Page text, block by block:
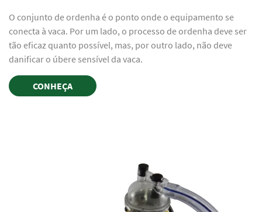
O conjunto de ordenha é o ponto onde o equipamento se
conecta à vaca. Por um lado, o processo de ordenha deve ser
tão eficaz quanto possível, mas, por outro lado, não deve
danificar o úbere sensível da vaca.
CONHEÇA